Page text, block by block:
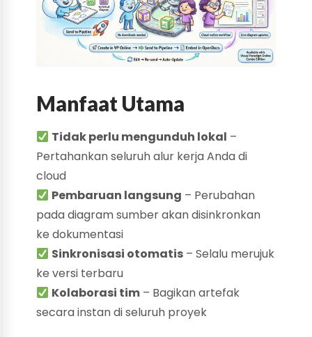
Manfaat Utama
Tidak perlu mengunduh lokal –
Pertahankan seluruh alur kerja Anda di
cloud
Pembaruan langsung – Perubahan
pada diagram sumber akan disinkronkan
ke dokumentasi
Sinkronisasi otomatis– Selalu merujuk
ke versi terbaru
Kolaborasi tim– Bagikan artefak
secara instan di seluruh proyek